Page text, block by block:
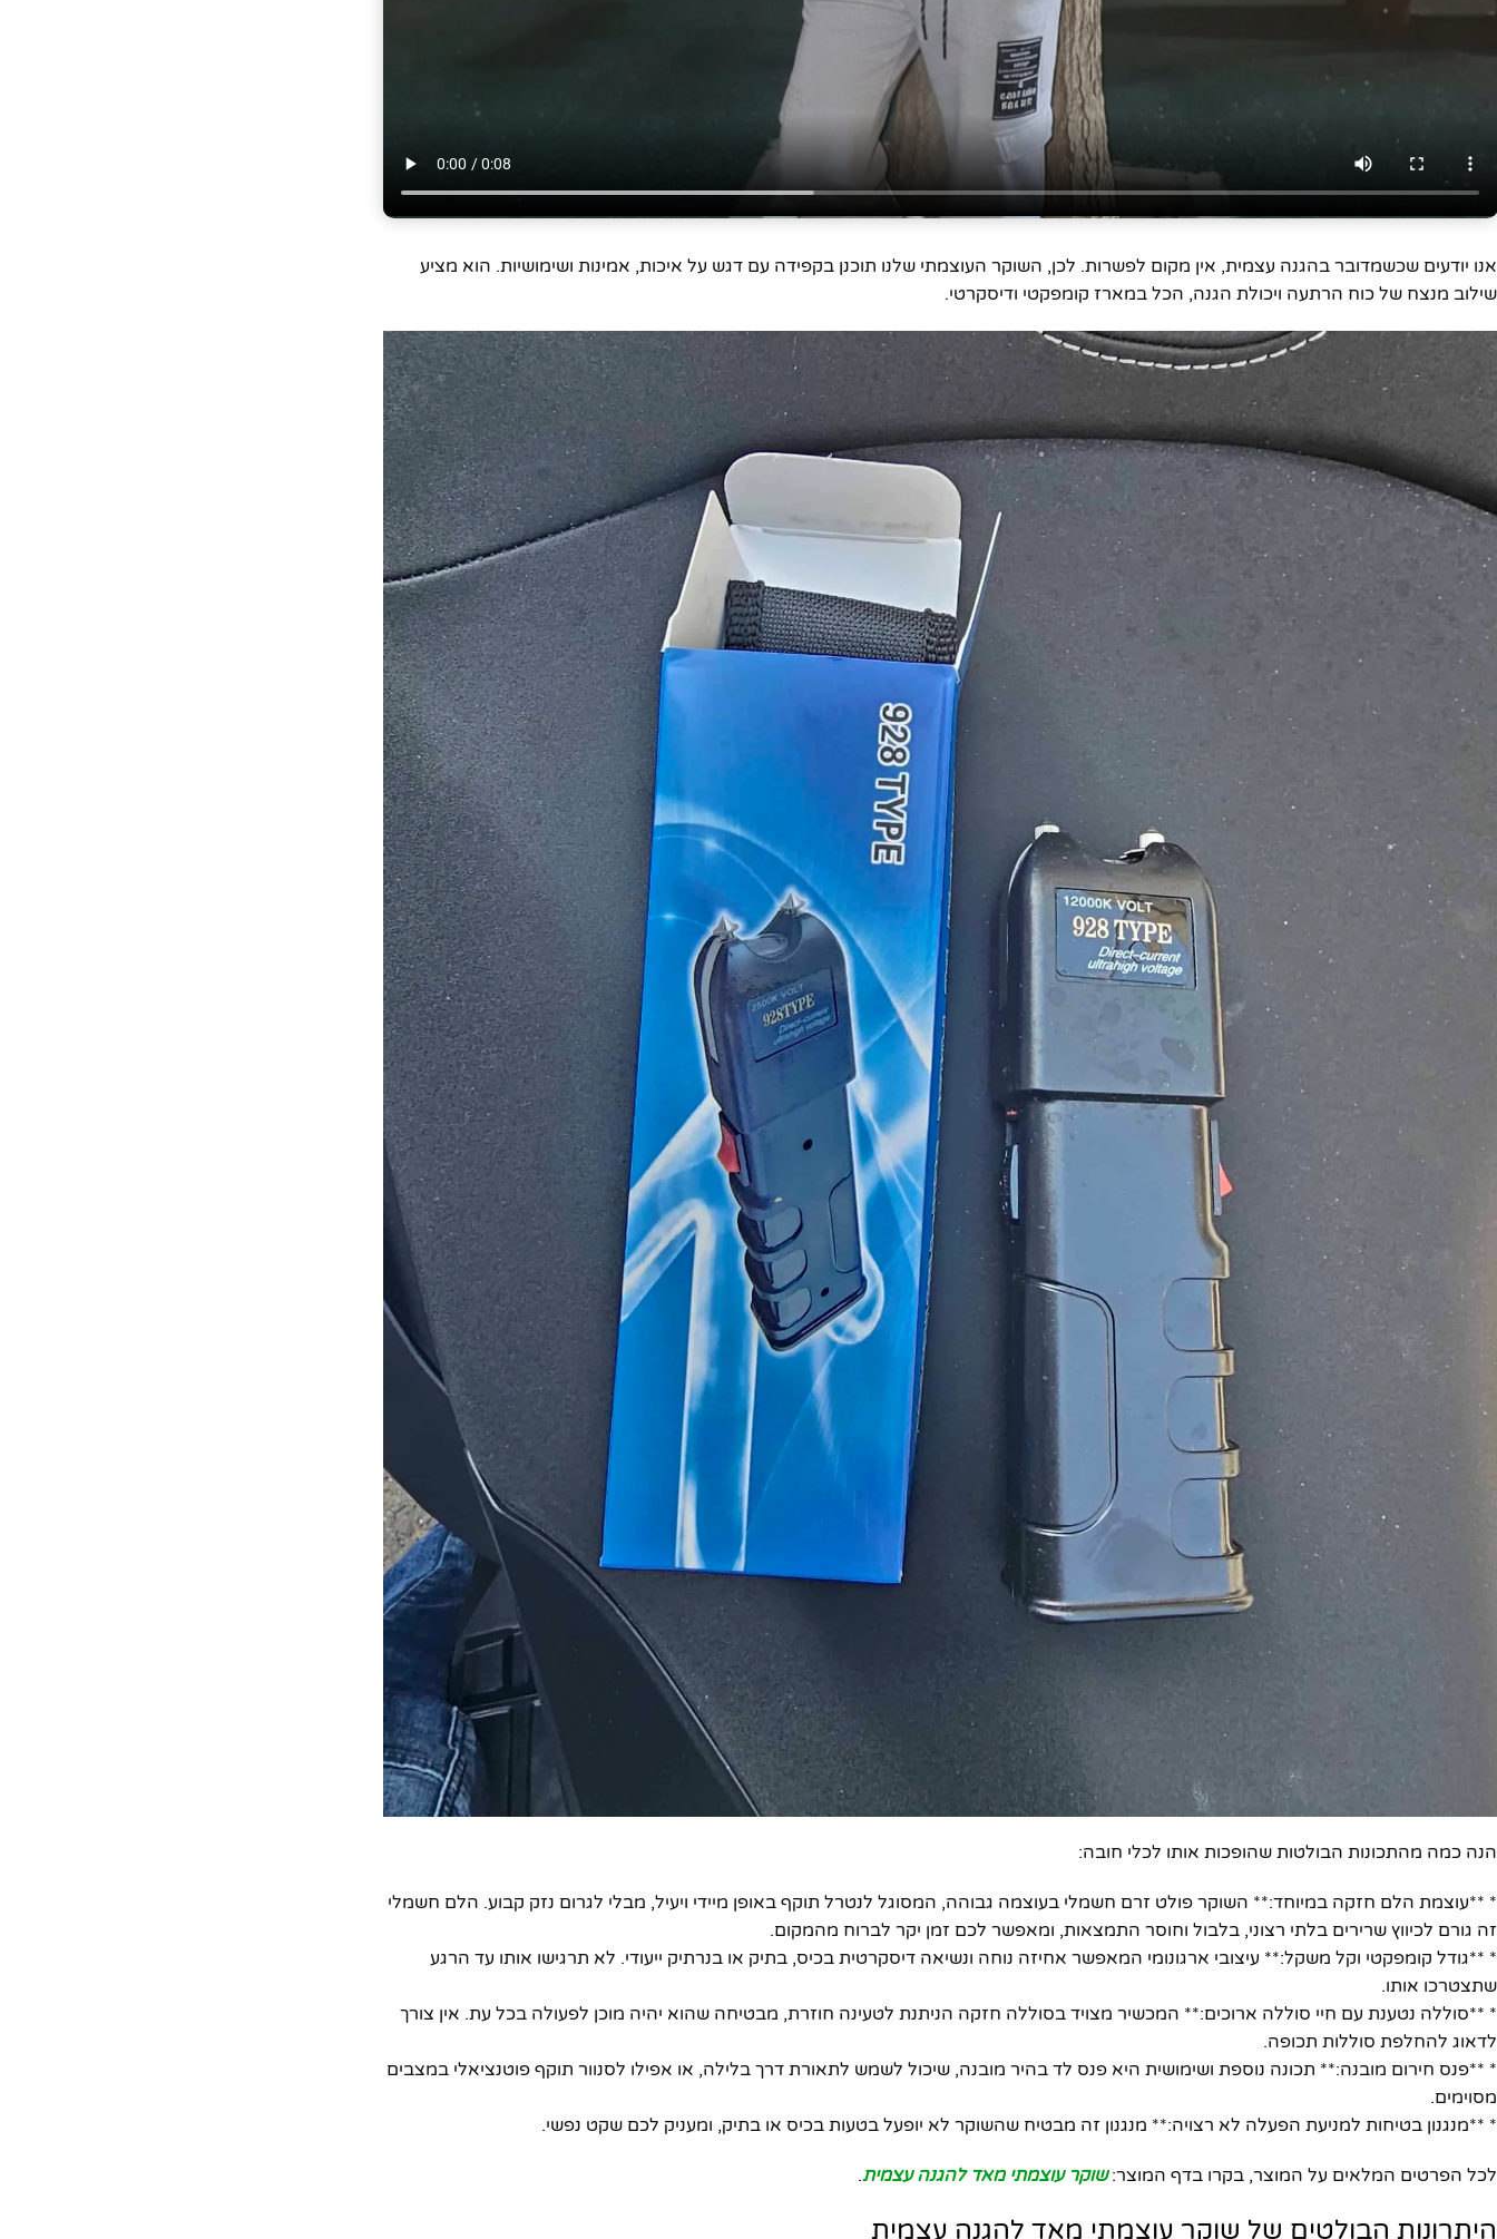
אנו יודעים שכשמדובר בהגנה עצמית, אין מקום לפשרות. לכן, השוקר העוצמתי שלנו תוכנן בקפידה עם דגש על איכות, אמינות ושימושיות. הוא מציע
שילוב מנצח של כוח הרתעה ויכולת הגנה, הכל במארז קומפקטי ודיסקרטי.
הנה כמה מהתכונות הבולטות שהופכות אותו לכלי חובה:
* **עוצמת הלם חזקה במיוחד:** השוקר פולט זרם חשמלי בעוצמה גבוהה, המסוגל לנטרל תוקף באופן מיידי ויעיל, מבלי לגרום נזק קבוע. הלם חשמלי
זה גורם לכיווץ שרירים בלתי רצוני, בלבול וחוסר התמצאות, ומאפשר לכם זמן יקר לברוח מהמקום.
* **גודל קומפקטי וקל משקל:** עיצובי ארגונומי המאפשר אחיזה נוחה ונשיאה דיסקרטית בכיס, בתיק או בנרתיק ייעודי. לא תרגישו אותו עד הרגע
שתצטרכו אותו.
* **סוללה נטענת עם חיי סוללה ארוכים:** המכשיר מצויד בסוללה חזקה הניתנת לטעינה חוזרת, מבטיחה שהוא יהיה מוכן לפעולה בכל עת. אין צורך
לדאוג להחלפת סוללות תכופה.
* **פנס חירום מובנה:** תכונה נוספת ושימושית היא פנס לד בהיר מובנה, שיכול לשמש לתאורת דרך בלילה, או אפילו לסנוור תוקף פוטנציאלי במצבים
מסוימים.
* **מנגנון בטיחות למניעת הפעלה לא רצויה:** מנגנון זה מבטיח שהשוקר לא יופעל בטעות בכיס או בתיק, ומעניק לכם שקט נפשי.
לכל הפרטים המלאים על המוצר, בקרו בדף המוצר:שוקר עוצמתי מאד להגנה עצמית.
היתרונות הבולטים של שוקר עוצמתי מאד להגנה עצמית